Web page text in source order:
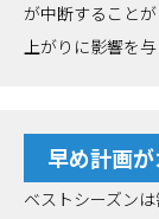
が中断すること
上がりに影響を与
早め計画
ベストシーズン